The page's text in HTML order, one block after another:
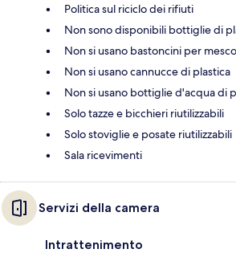
Politica sul riciclo dei rifiuti
Non sono disponibili bottiglie di
Non si usano bastoncini per
Non si usano cannucce di plastica
Non si usano bottiglie d'acqua di
Solo tazze e bicchieri riutilizzabili
Solo stoviglie e posate riutilizzabili
Sala ricevimenti
Servizi della camera
Intrattenimento